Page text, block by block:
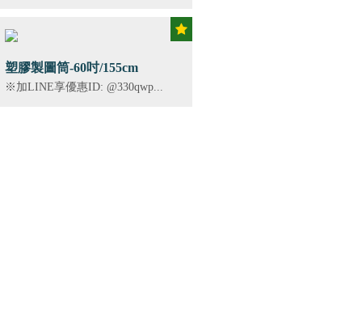
塑膠製圖筒-60吋/155cm
※加LINE享優惠ID: @330qwp...